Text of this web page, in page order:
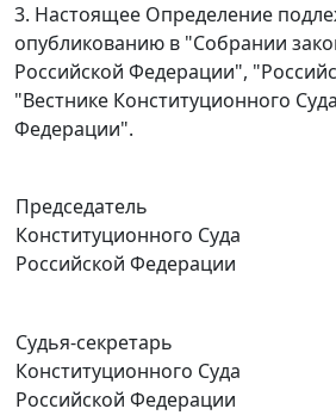
3. Настоящее Определение
опубликованию в "Собрании
Российской Федерации",
"Вестнике Конституционного
Федерации".
Председатель
Конституционного Суда
Российской Федерации
Судья-секретарь
Конституционного Суда
Российской Федерации